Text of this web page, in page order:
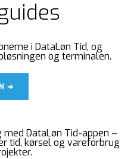
i DataLøn Tid, og
og terminalen.
➜
DataLøn Tid-appen –
tid, kørsel og vareforbrug